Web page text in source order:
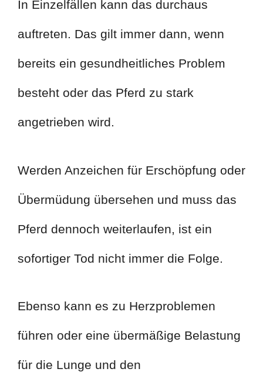
In Einzelfällen kann das durchaus
auftreten. Das gilt immer dann, wenn
bereits ein gesundheitliches Problem
besteht oder das Pferd zu stark
angetrieben wird.
Werden Anzeichen für Erschöpfung oder
Übermüdung übersehen und muss das
Pferd dennoch weiterlaufen, ist ein
sofortiger Tod nicht immer die Folge.
Ebenso kann es zu Herzproblemen
führen oder eine übermäßige Belastung
für die Lunge und den